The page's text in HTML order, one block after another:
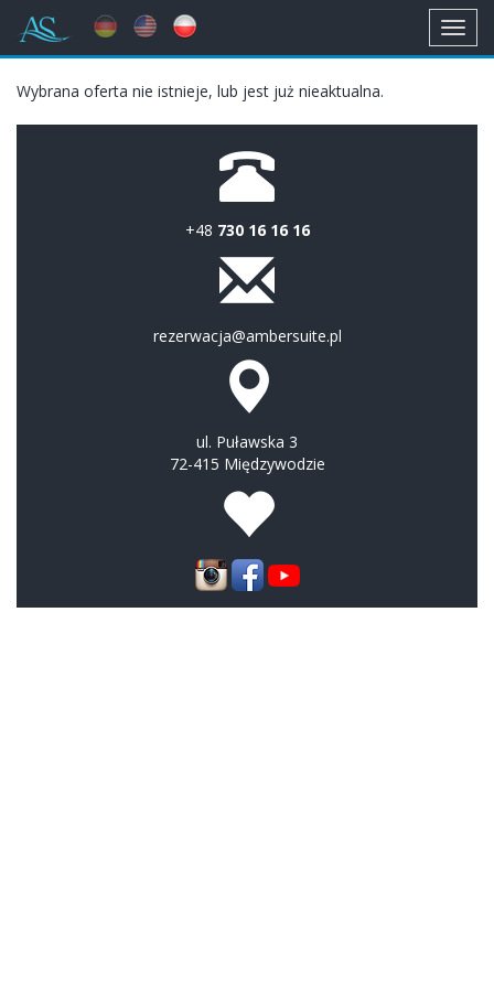
Wybrana oferta nie istnieje, lub jest już nieaktualna.
+48 730 16 16 16
rezerwacja@ambersuite.pl
ul. Puławska 3
72-415 Międzywodzie